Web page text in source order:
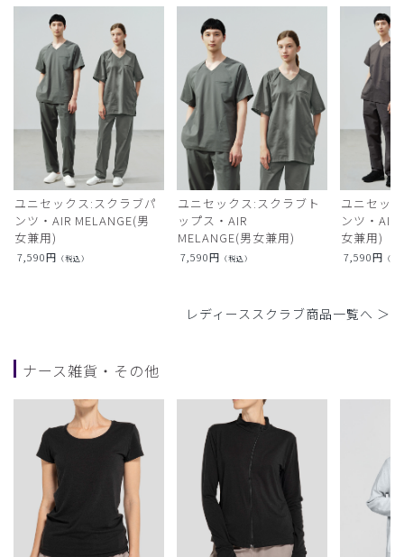
ユニセックス:スクラブパ
ンツ・AIR MELANGE(男
女兼用)
7,590円 （税込）
ユニセックス:スクラブト
ップス・AIR
MELANGE(男女兼用)
7,590円 （税込）
ユニセッ
ンツ・AIR
女兼用)
7,590円 （税
レディーススクラブ商品一覧へ ＞
ナース雑貨・その他